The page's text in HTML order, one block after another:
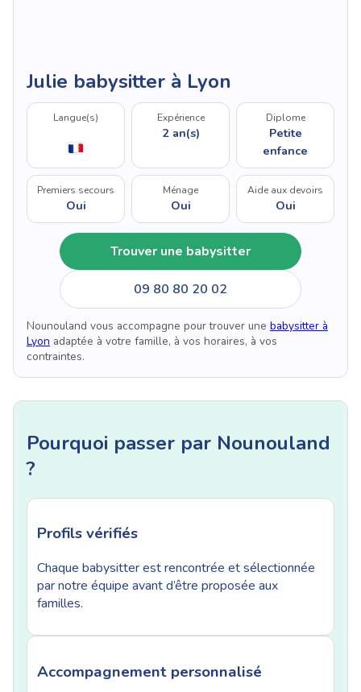
Julie babysitter à Lyon
Langue(s) Expérience
2 an(s)
Diplome
Petite
enfance
Premiers secours
Oui
Ménage
Oui
Aide aux devoirs
Oui
Trouver une babysitter
09 80 80 20 02
Nounouland vous accompagne pour trouver une babysitter à
Lyon adaptée à votre famille, à vos horaires, à vos
contraintes.
Pourquoi passer par Nounouland
?
Profils vérifiés
Chaque babysitter est rencontrée et sélectionnée
par notre équipe avant d’être proposée aux
familles.
Accompagnement personnalisé